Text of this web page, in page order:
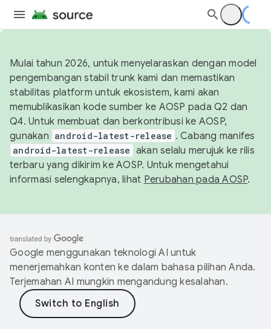
Mulai tahun 2026, untuk menyelaraskan dengan model
pengembangan stabil trunk kami dan memastikan
stabilitas platform untuk ekosistem, kami akan
memublikasikan kode sumber ke AOSP pada Q2 dan
Q4. Untuk membuat dan berkontribusi ke AOSP,
gunakan android-latest-release . Cabang manifes
android-latest-release akan selalu merujuk ke rilis
terbaru yang dikirim ke AOSP. Untuk mengetahui
informasi selengkapnya, lihat Perubahan pada AOSP.
Google menggunakan teknologi AI untuk
menerjemahkan konten ke dalam bahasa pilihan Anda.
Terjemahan AI mungkin mengandung kesalahan.